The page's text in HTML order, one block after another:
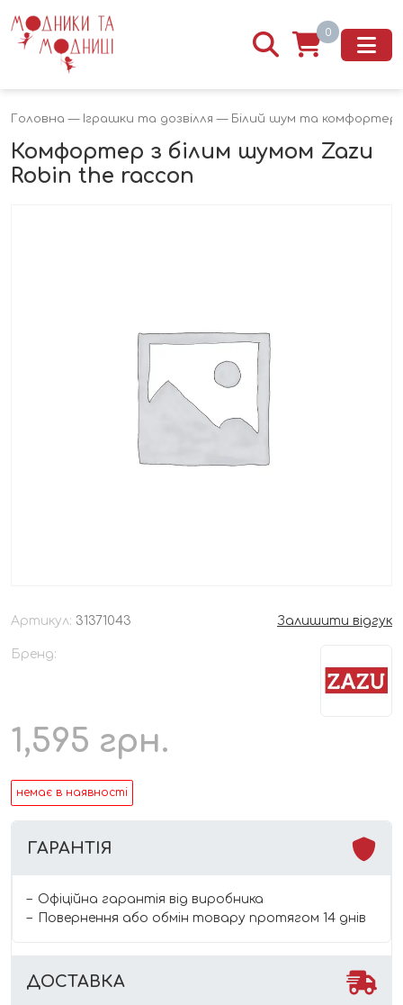
0
Головна — Іграшки та дозвілля — Білий шум та
Комфортер з білим шумом Zazu
Robin the raccon
Артикул: 31371043 Залишити відгук
Бренд:
1,595 грн.
немає в наявності
ГАРАНТІЯ
Офіційна гарантія від виробника
Повернення або обмін товару протягом 14 днів
ДОСТАВКА